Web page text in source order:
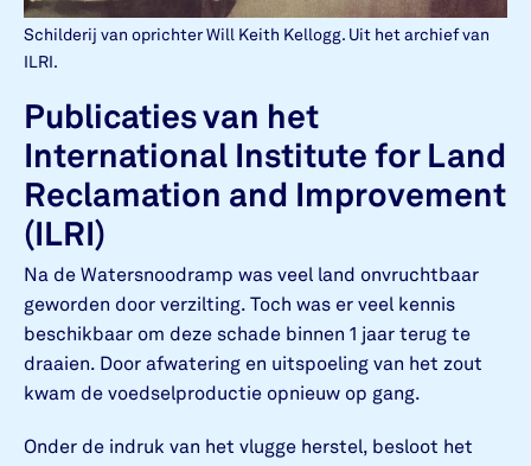
Publicaties van het
International Institute for Land
Reclamation and Improvement
(ILRI)
Na de Watersnoodramp was veel land onvruchtbaar
geworden door verzilting. Toch was er veel kennis
beschikbaar om deze schade binnen 1 jaar terug te
draaien. Door afwatering en uitspoeling van het zout
kwam de voedselproductie opnieuw op gang.
Onder de indruk van het vlugge herstel, besloot het
Schilderij van oprichter Will Keith Kellogg. Uit het archief van
ILRI.